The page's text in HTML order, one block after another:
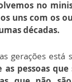
no
uns com os
décadas.
gerações está
pessoas que